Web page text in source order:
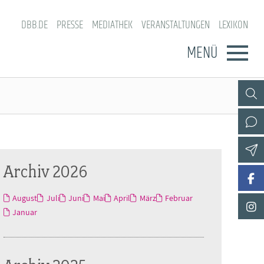
DBB.DE PRESSE MEDIATHEK VERANSTALTUNGEN LEXIKON
MENÜ
Archiv 2026
August Juli Juni Mai April März
Februar
Januar